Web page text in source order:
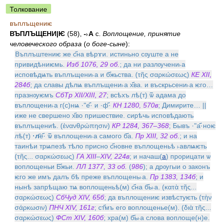
Толкование
въплъщениѥ
ВЪПЛЪЩЕНИ|Ѥ (58), -˫А с. Воплощение, принятие
человеческого образа (о боге-сыне):
Въплъштениѥ же с҃на вѣрɤи. истиньно сѹште а не
привидѣниѥмь. Изб 1076, 29 об. ; да ни разлѹчени˫а
исповѣдѩть въплъщени˫а и б҃жьства. (τῆς σαρκώσεως) КЕ XII,
284б; да славы дѣлѩ въплъщени˫а х҃ва. и въскрьсени˫а ѥго…
празнѹѥмъ СбТр ХII/ХIII, 27; всѣхъ лѣ(т) ѿ адама до
въплощени˫а г(с)нѩ ·ʺе҃· и ·ф҃· КН 1280, 570в; Димирите… ||
иже не свершено х҃во пришествие. сирѣчь исповѣдають
въплъщениѣ. (ἐνανθρώπησιν) КР 1284, 367–368; Бывъ ·ʺа҃·ноѥ
лѣ(т) ·л҃е҃· ѿ въплощени˫а самого б҃а. Пр XIII, 32 об. ; и на
таинѣи трѩпезѣ тѣло присно с҃новне въплощеньѣ ˫авлѩѥть
(τῆς... σαρκώσεως) ГА XIII–XIV, 224в; и начаш(а) прорицати ѡ
воплощеньи Б҃жьи. ЛЛ 1377, 33 об. (986); а дрѹгыи о законъ
ѥго же имъ далъ бѣ преже въплощень˫а. Пр 1383, 134б; и
нынѣ запрѣщаю тѩ воплощеньѣ(м) с҃на б҃ь˫а. (κατὰ τῆς...
σαρκώσεως) СбЧуд XIV, 65б; да въплощениѥ извѣстуѥть (τὴν
σάρκωσιν) ПНЧ XIV, 161г; ст҃мъ его воплощенье(м). (διὰ τῆς...
σαρκώσεως) ФСт XIV, 160б; хра(м) б҃ь˫а слова воплоще(н)е.